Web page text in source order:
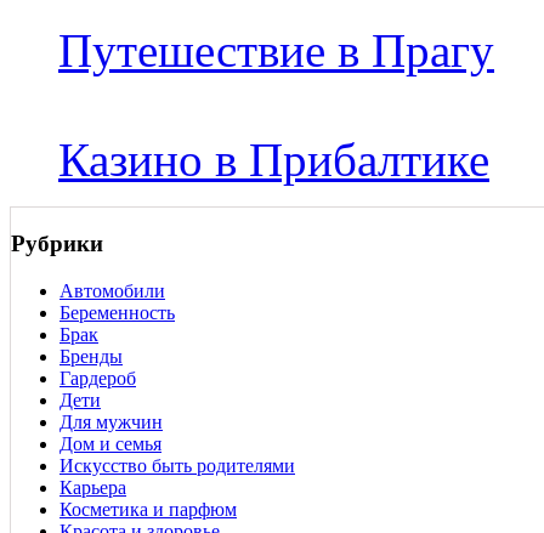
Путешествие в Прагу
Казино в Прибалтике
Рубрики
Автомобили
Беременность
Брак
Бренды
Гардероб
Дети
Для мужчин
Дом и семья
Искусство быть родителями
Карьера
Косметика и парфюм